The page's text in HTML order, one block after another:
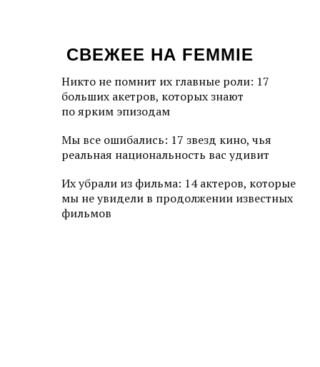
СВЕЖЕЕ НА FEMMIE
Никто не помнит их главные роли: 17
больших акетров, которых знают
по ярким эпизодам
Мы все ошибались: 17 звезд кино, чья
реальная национальность вас удивит
Их убрали из фильма: 14 актеров, которые
мы не увидели в продолжении известных
фильмов